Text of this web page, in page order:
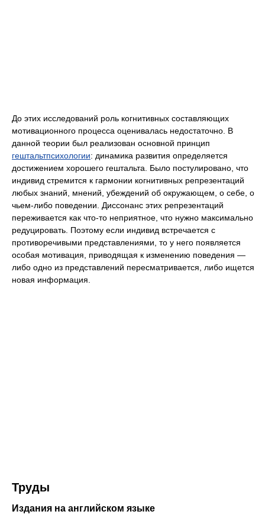
До этих исследований роль когнитивных составляющих
мотивационного процесса оценивалась недостаточно. В
данной теории был реализован основной принцип
гештальтпсихологии: динамика развития определяется
достижением хорошего гештальта. Было постулировано, что
индивид стремится к гармонии когнитивных репрезентаций
любых знаний, мнений, убеждений об окружающем, о себе, о
чьем-либо поведении. Диссонанс этих репрезентаций
переживается как что-то неприятное, что нужно максимально
редуцировать. Поэтому если индивид встречается с
противоречивыми представлениями, то у него появляется
особая мотивация, приводящая к изменению поведения —
либо одно из представлений пересматривается, либо ищется
новая информация.
Труды
Издания на английском языке